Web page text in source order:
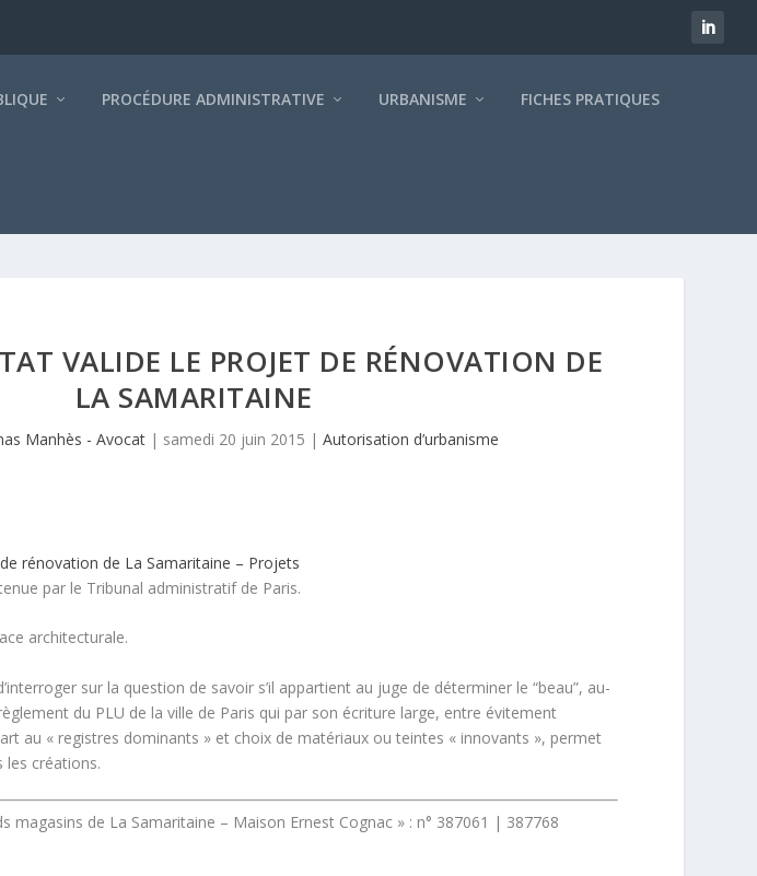
PROCÉDURE ADMINISTRATIVE URBANISME FICHES PRATIQUES
VALIDE LE PROJET DE RÉNOVATION DE
LA SAMARITAINE
Manhès - Avocat | samedi 20 juin 2015 |Autorisation d’urbanisme
rénovation de La Samaritaine – Projets
par le Tribunal administratif de Paris.
architecturale.
sur la question de savoir s’il appartient au juge de déterminer le “beau”, au-
du PLU de la ville de Paris qui par son écriture large, entre évitement
au « registres dominants » et choix de matériaux ou teintes « innovants », permet
les créations.
magasins de La Samaritaine – Maison Ernest Cognac » : n° 387061 | 387768